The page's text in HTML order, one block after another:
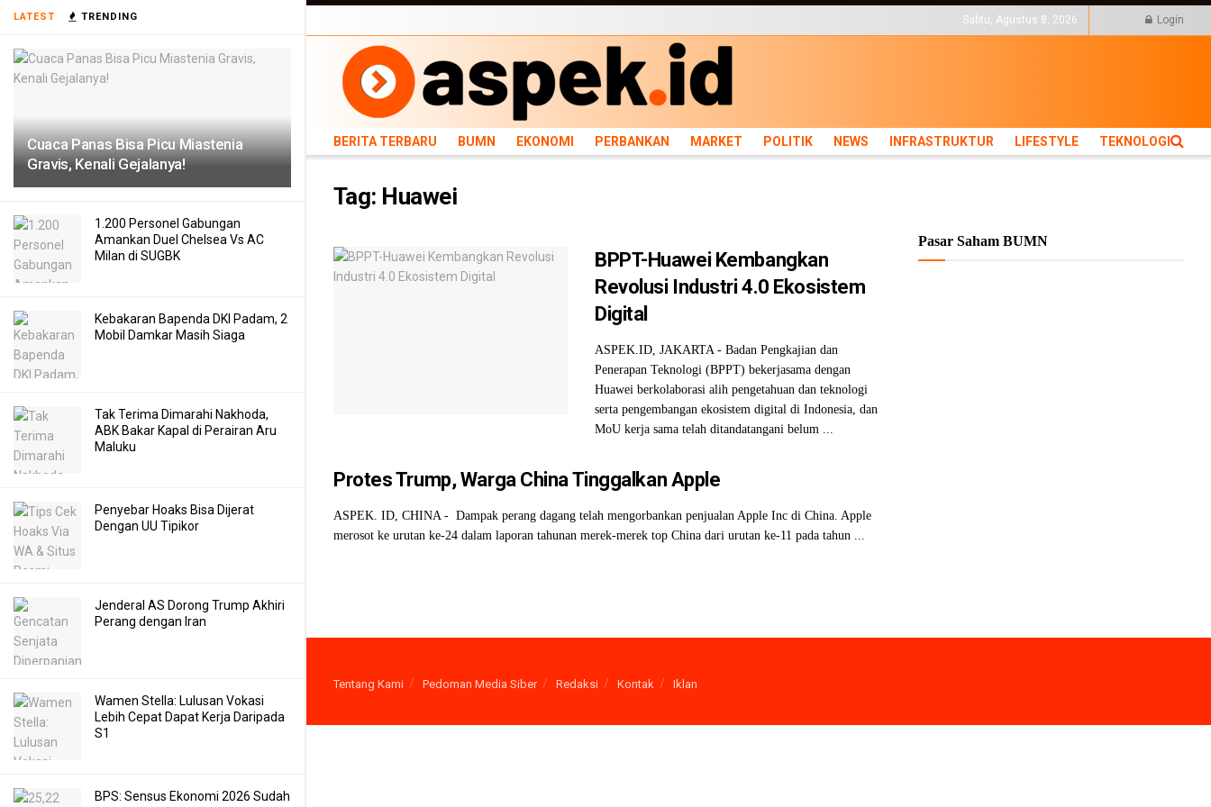
LATEST TRENDING
Cuaca Panas Bisa Picu Miastenia
Gravis, Kenali Gejalanya!
1.200 Personel Gabungan
Amankan Duel Chelsea Vs AC
Milan di SUGBK
Kebakaran Bapenda DKI Padam, 2
Mobil Damkar Masih Siaga
Tak Terima Dimarahi Nakhoda,
ABK Bakar Kapal di Perairan Aru
Maluku
Penyebar Hoaks Bisa Dijerat
Dengan UU Tipikor
Jenderal AS Dorong Trump Akhiri
Perang dengan Iran
Wamen Stella: Lulusan Vokasi
Lebih Cepat Dapat Kerja Daripada
S1
BPS: Sensus Ekonomi 2026 Sudah
Sabtu, Agustus 8, 2026 Login
BERITA TERBARU BUMN EKONOMI PERBANKAN MARKET POLITIK NEWS INFRASTRUKTUR LIFESTYLE TEKNOLOGI
Tag: Huawei
BPPT-Huawei Kembangkan
Revolusi Industri 4.0 Ekosistem
Digital
ASPEK.ID, JAKARTA - Badan Pengkajian dan
Penerapan Teknologi (BPPT) bekerjasama dengan
Huawei berkolaborasi alih pengetahuan dan teknologi
serta pengembangan ekosistem digital di Indonesia, dan
MoU kerja sama telah ditandatangani belum ...
Protes Trump, Warga China Tinggalkan Apple
ASPEK. ID, CHINA - Dampak perang dagang telah mengorbankan penjualan Apple Inc di China. Apple
merosot ke urutan ke-24 dalam laporan tahunan merek-merek top China dari urutan ke-11 pada tahun ...
Pasar Saham BUMN
Tentang Kami Pedoman Media Siber Redaksi Kontak Iklan